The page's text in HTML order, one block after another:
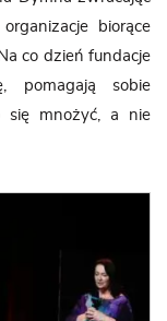
biorące
co dzień fundacje
pomagają sobie
się mnożyć, a nie